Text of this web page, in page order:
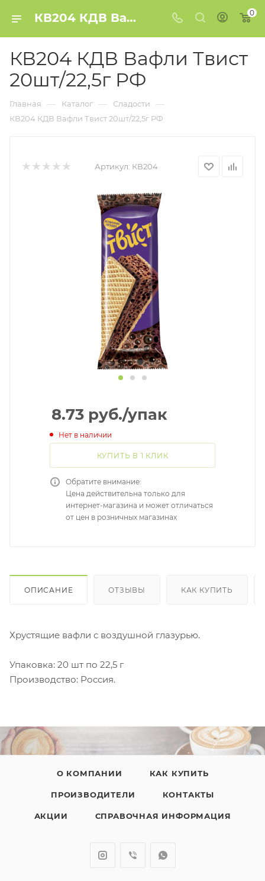
КВ204 КДВ Вафли Твист 20шт/22,5г РФ купить в Минске 0
КВ204 КДВ Вафли Твист
20шт/22,5г РФ
Главная — Каталог — Сладости —
КВ204 КДВ Вафли Твист 20шт/22,5г РФ
Артикул: КВ204
8.73 руб./упак
Нет в наличии
КУПИТЬ В 1 КЛИК
Обратите внимание:
Цена действительна только для
интернет-магазина и может отличаться
от цен в розничных магазинах
ОПИСАНИЕ ОТЗЫВЫ КАК КУПИТЬ
Хрустящие вафли с воздушной глазурью.
Упаковка: 20 шт по 22,5 г
Производство: Россия.
О КОМПАНИИ КАК КУПИТЬ
ПРОИЗВОДИТЕЛИ КОНТАКТЫ
АКЦИИ СПРАВОЧНАЯ ИНФОРМАЦИЯ